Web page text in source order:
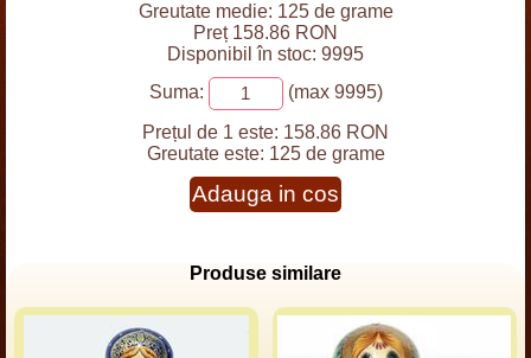
Greutate medie: 125 de grame
Preț 158.86 RON
Disponibil în stoc: 9995
Suma:
(max 9995)
Prețul de 1 este: 158.86 RON
Greutate este: 125 de grame
Adauga in cos
Produse similare